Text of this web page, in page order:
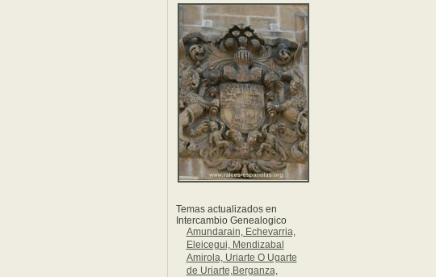
Temas actualizados en
Intercambio Genealogico
Amundarain, Echevarria,
Eleicegui, Mendizabal
Amirola, Uriarte O Ugarte
de Uriarte,Berganza,